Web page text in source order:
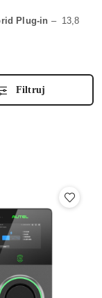
Plug-in – 13,8
Filtruj